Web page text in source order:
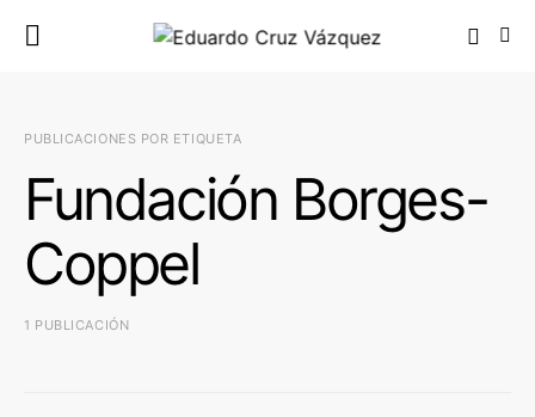
PUBLICACIONES POR ETIQUETA
Fundación Borges-
Coppel
1 PUBLICACIÓN